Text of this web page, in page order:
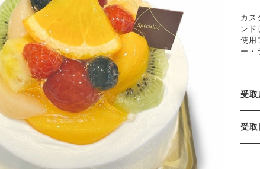
カス
ンド
使用
ー・
受
受